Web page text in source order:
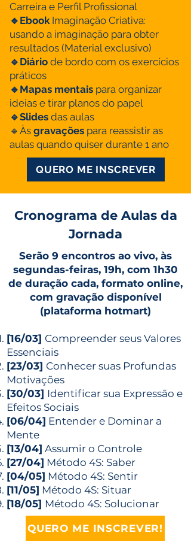
Carreira e Perfil Profissional
🔹EbookImaginação Criativa:
usando a imaginação para obter
resultados (Material exclusivo)
🔹Diário de bordo com os exercícios
práticos
🔹Mapas mentais para organizar
ideias e tirar planos do papel
🔹Slides das aulas
🔹Às gravações para reassistir as
aulas quando quiser durante 1 ano
QUERO ME INSCREVER
Cronograma de Aulas da
Jornada
​​Serão 9 encontros ao vivo, às
segundas-feiras, 19h, com 1h30
de duração cada, formato online,
com gravação disponível
(plataforma hotmart)
[16/03] Compreender seus Valores
Essenciais
[23/03] Conhecer suas Profundas
Motivações
[30/03] Identificar sua Expressão e
Efeitos Sociais
[06/04] Entender e Dominar a
Mente
[13/04] Assumir o Controle
[27/04] Método 4S: Saber
[04/05] Método 4S: Sentir
[11/05] Método 4S: Situar
[18/05] Método 4S: Solucionar
QUERO ME INSCREVER!